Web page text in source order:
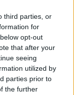
third parties, or
for
opt-out
that after your
seeing
utilized by
parties prior to
the further